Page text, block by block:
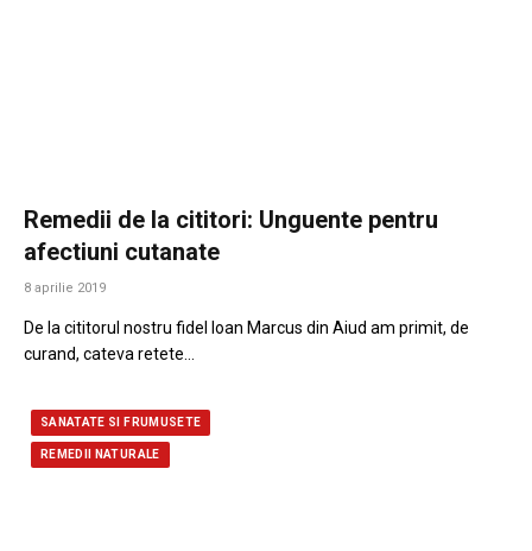
Remedii de la cititori: Unguente pentru
afectiuni cutanate
8 aprilie 2019
De la cititorul nostru fidel Ioan Marcus din Aiud am primit, de
curand, cateva retete…
SANATATE SI FRUMUSETE
REMEDII NATURALE